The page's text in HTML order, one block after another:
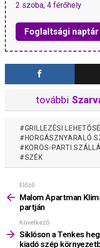
2 szoba, 4 férőhely
Foglaltsági
további
GRILLEZÉSI
HORGÁSZNYARALÓ
KÖRÖS-PARTI
SZÉK
Mutass
többet
Előző
Malom Apartman
partján
Következő
Siklóson a Tenkes
kiadó szép